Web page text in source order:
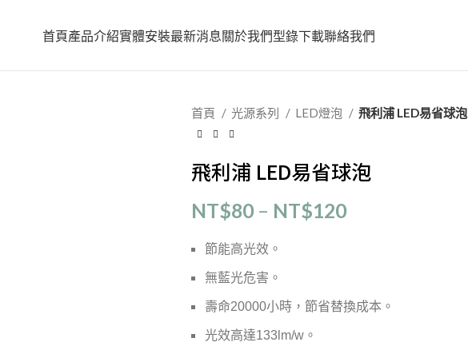
首頁產品介紹實體安裝最新消息關於我們型錄下載聯絡我們
首頁 光源系列 LED燈泡 飛利浦 LED易省球泡
飛利浦 LED易省球泡
NT$80 – NT$120
節能高光效。
無藍光危害。
壽命20000小時，節省替換成本。
光效高達133lm/w。